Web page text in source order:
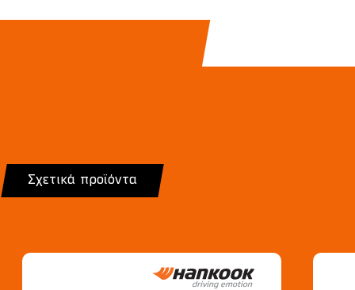
Σχετικά προϊόντα